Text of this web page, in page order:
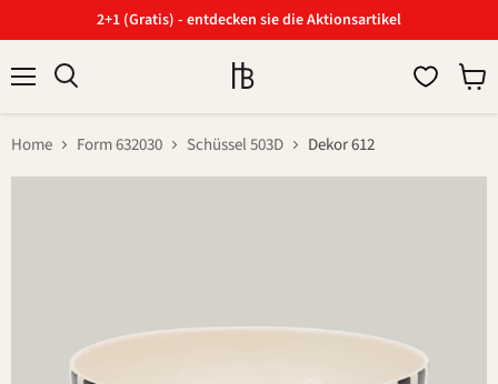
2+1 (Gratis) - entdecken sie die Aktionsartikel
Home Form 632030 Schüssel 503D Dekor 612